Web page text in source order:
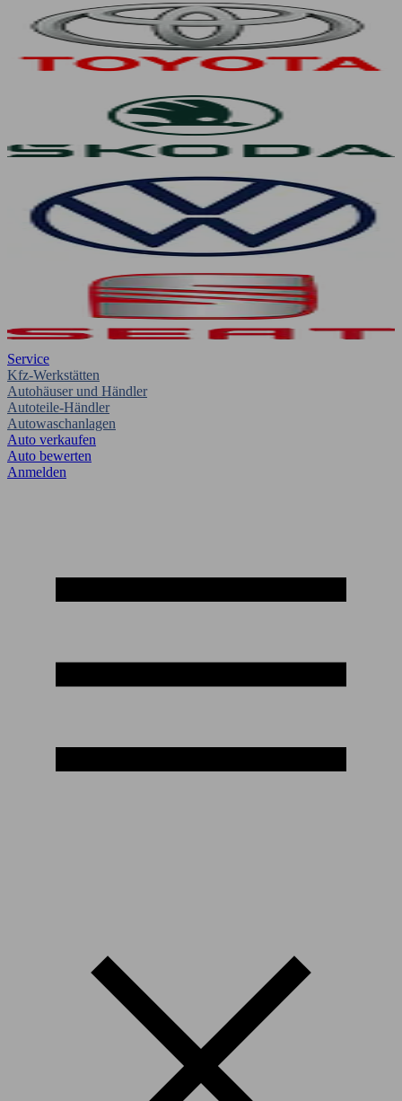
Service
Kfz-Werkstätten
Autohäuser und Händler
Autoteile-Händler
Autowaschanlagen
Auto verkaufen
Auto bewerten
Anmelden